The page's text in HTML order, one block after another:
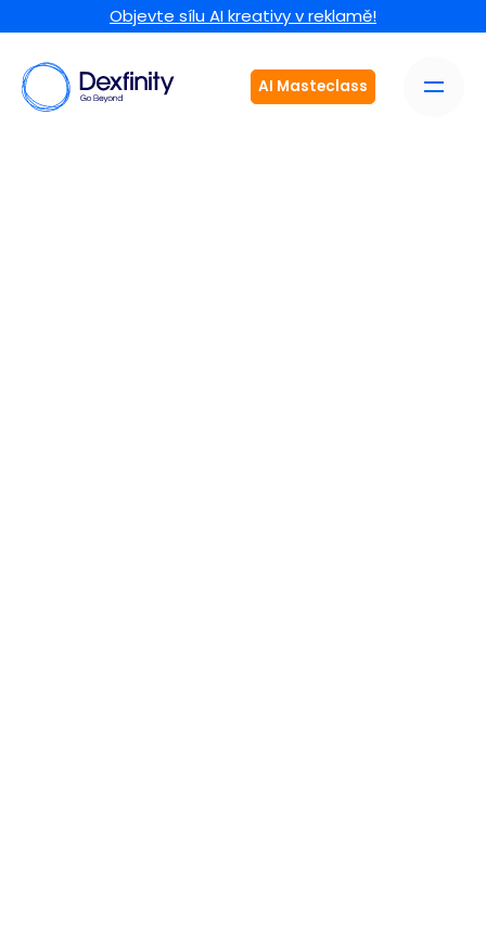
Objevte sílu AI kreativy v reklamě!
AI Masteclass